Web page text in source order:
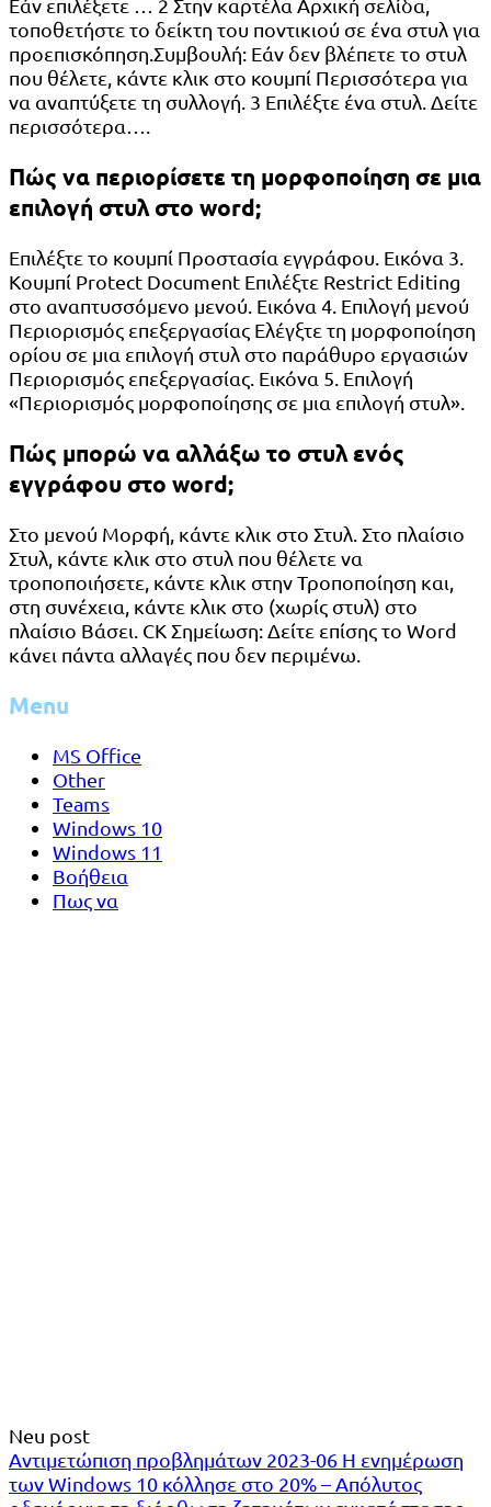
τοποθετήστε το δείκτη του ποντικιού σε ένα στυλ για
προεπισκόπηση.Συμβουλή: Εάν δεν βλέπετε το στυλ
που θέλετε, κάντε κλικ στο κουμπί Περισσότερα για
να αναπτύξετε τη συλλογή. 3 Επιλέξτε ένα στυλ. Δείτε
περισσότερα….
Πώς να περιορίσετε τη μορφοποίηση σε μια
επιλογή στυλ στο word;
Επιλέξτε το κουμπί Προστασία εγγράφου. Εικόνα 3.
Κουμπί Protect Document Επιλέξτε Restrict Editing
στο αναπτυσσόμενο μενού. Εικόνα 4. Επιλογή μενού
Περιορισμός επεξεργασίας Ελέγξτε τη μορφοποίηση
ορίου σε μια επιλογή στυλ στο παράθυρο εργασιών
Περιορισμός επεξεργασίας. Εικόνα 5. Επιλογή
«Περιορισμός μορφοποίησης σε μια επιλογή στυλ».
Πώς μπορώ να αλλάξω το στυλ ενός
εγγράφου στο word;
Στο μενού Μορφή, κάντε κλικ στο Στυλ. Στο πλαίσιο
Στυλ, κάντε κλικ στο στυλ που θέλετε να
τροποποιήσετε, κάντε κλικ στην Τροποποίηση και,
στη συνέχεια, κάντε κλικ στο (χωρίς στυλ) στο
πλαίσιο Βάσει. CK Σημείωση: Δείτε επίσης το Word
κάνει πάντα αλλαγές που δεν περιμένω.
Menu
MS Office
Other
Teams
Windows 10
Windows 11
Βοήθεια
Πως να
Neu post
Αντιμετώπιση προβλημάτων 2023-06 Η ενημέρωση
των Windows 10 κόλλησε στο 20% – Απόλυτος